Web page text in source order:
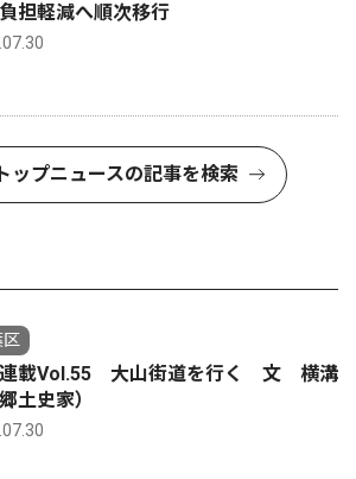
担軽減へ順次移行
ップニュースの記事を検索
区
載Vol.55 大山街道を行く 文 横溝
土史家）